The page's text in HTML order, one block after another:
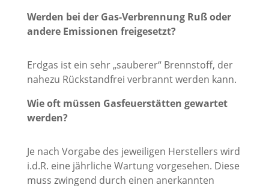
Werden bei der Gas-Verbrennung Ruß oder
andere Emissionen freigesetzt?
Erdgas ist ein sehr „sauberer“ Brennstoff, der
nahezu Rückstandfrei verbrannt werden kann.
Wie oft müssen Gasfeuerstätten gewartet
werden?
Je nach Vorgabe des jeweiligen Herstellers wird
i.d.R. eine jährliche Wartung vorgesehen. Diese
muss zwingend durch einen anerkannten